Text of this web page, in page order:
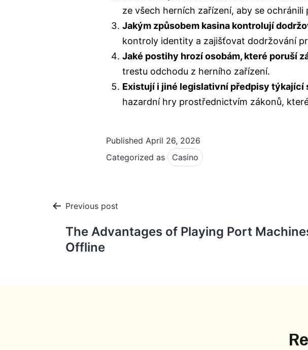
ze všech herních zařízení, aby se ochránili
Jakým způsobem kasina kontrolují
kontroly identity a zajišťovat dodržování
Jaké postihy hrozí osobám, které poruší
trestu odchodu z herního zařízení.
Existují i jiné legislativní předpisy týkající
hazardní hry prostřednictvím zákonů,
Published April 26, 2026
Categorized as
Casino
Post
navigation
Previous post
The Advantages of Playing Port
Offline